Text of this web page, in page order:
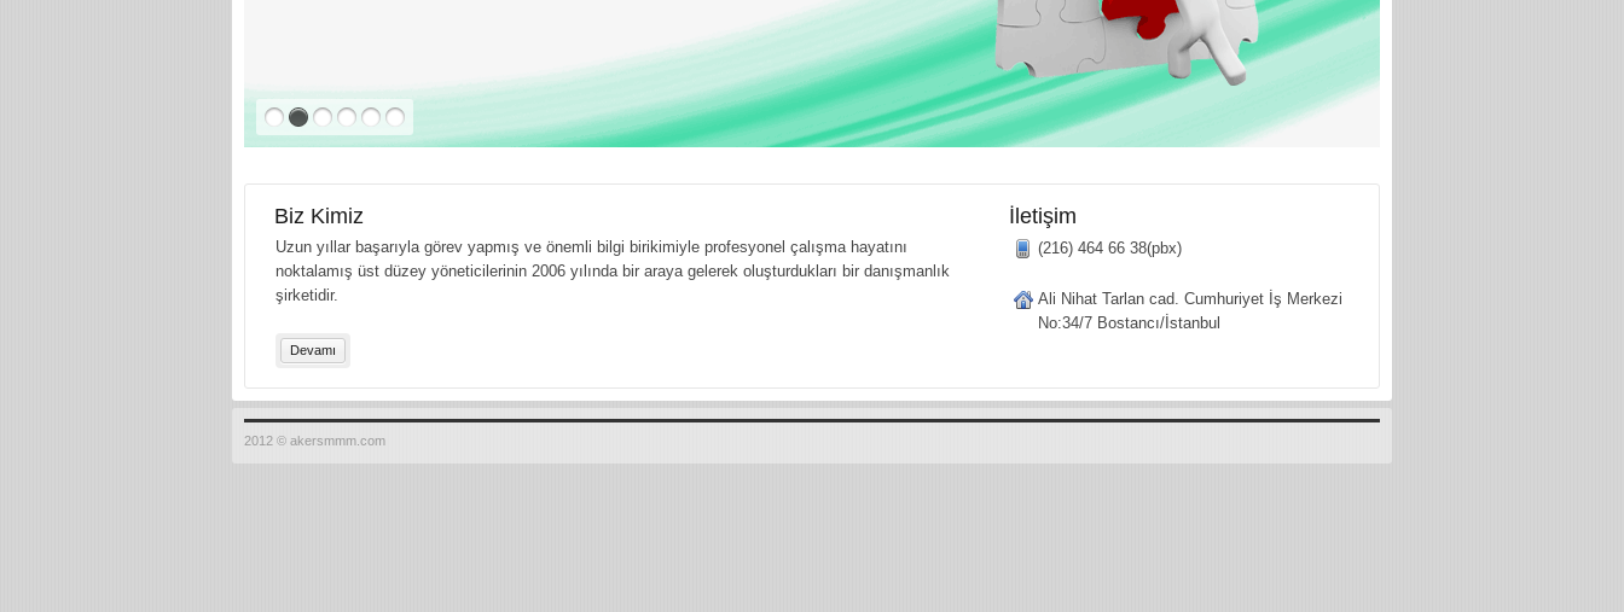
Biz Kimiz
Uzun yıllar başarıyla görev yapmış ve önemli bilgi birikimiyle profesyonel çalışma hayatını
noktalamış üst düzey yöneticilerinin 2006 yılında bir araya gelerek oluşturdukları bir danışmanlık
şirketidir.
Devamı
İletişim
(216) 464 66 38(pbx)
Ali Nihat Tarlan cad. Cumhuriyet İş Merkezi
No:34/7 Bostancı/İstanbul
2012 © akersmmm.com